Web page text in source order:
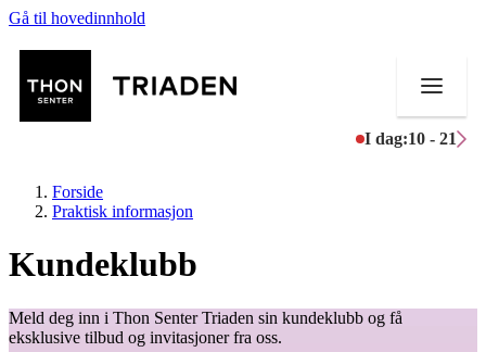
Gå til hovedinnhold
I dag:10 - 21
Mat og drikke
Forside
Praktisk informasjon
Kundeklubb
Meld deg inn i Thon Senter Triaden sin kundeklubb og få
eksklusive tilbud og invitasjoner fra oss.